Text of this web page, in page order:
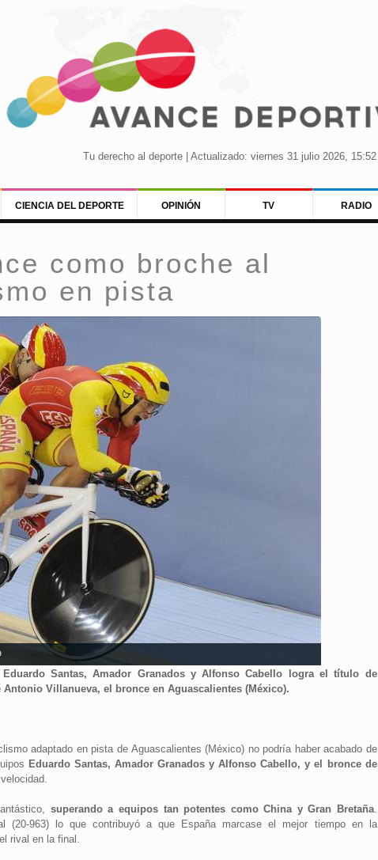
Tu derecho al deporte | Actualizado: viernes 31 julio 2026, 15:52
CIENCIA DEL DEPORTE OPINIÓN TV RADIO
como broche al
en pista
Santas, Amador Granados y Alfonso Cabello logra el título de
Villanueva, el bronce en Aguascalientes (México).
adaptado en pista de Aguascalientes (México) no podría haber acabado de
Eduardo Santas, Amador Granados y Alfonso Cabello, y el bronce de
superando a equipos tan potentes como China y Gran Bretaña.
(20-963) lo que contribuyó a que España marcase el mejor tiempo en la
rival en la final.